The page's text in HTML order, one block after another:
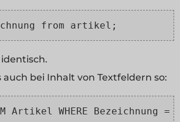
from artikel;
auch bei Inhalt von Textfeldern so:
Artikel WHERE Bezeichnung